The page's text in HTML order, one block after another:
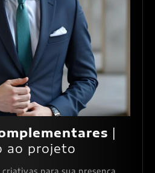
|
ao projeto
para sua presença